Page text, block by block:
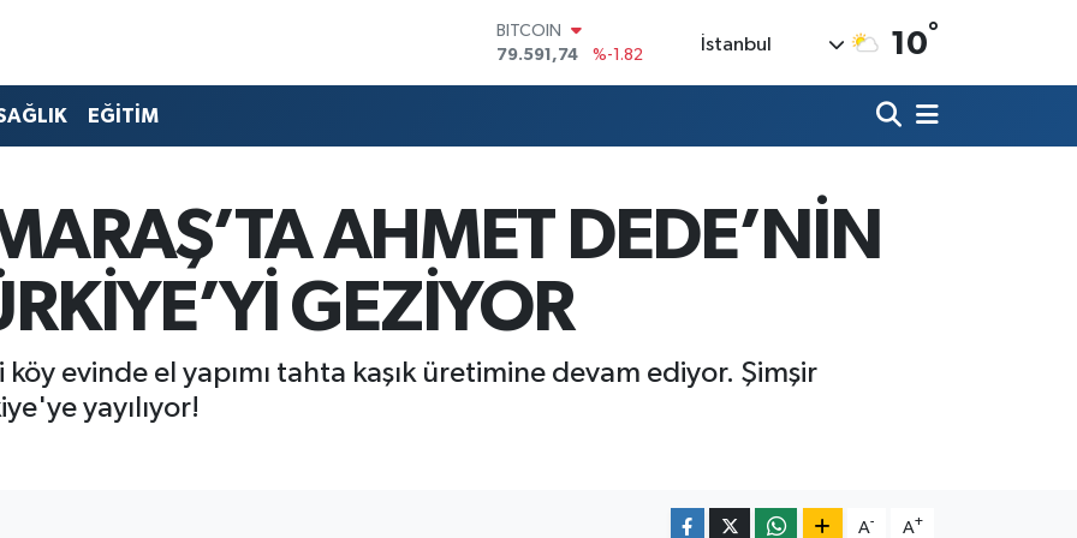
BITCOIN
79.591,74
%-1.82
53,38690
%0.19
G.ALTIN
6862,09000
%0.19
14.598,00
İstanbul 10°
EĞİTİM
AHMET DEDE’NİN
GEZİYOR
evinde el yapımı tahta kaşık üretimine devam ediyor. Şimşir
yayılıyor!
A- A+